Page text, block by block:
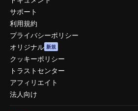
サポート
利用規約
プライバシーポリシー
オリジナル 新規
クッキーポリシー
トラストセンター
アフィリエイト
法人向け